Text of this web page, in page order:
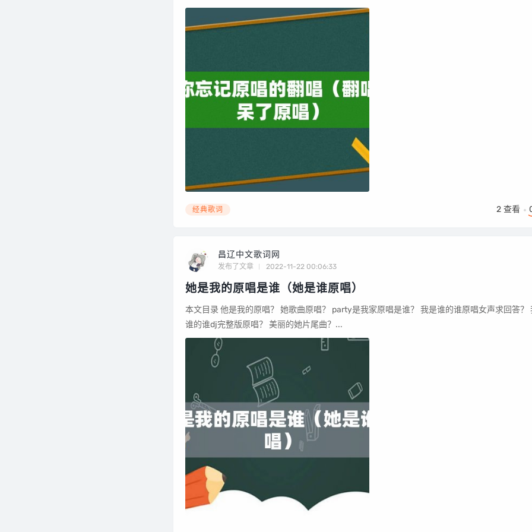
经典歌词 2 查看
昌辽中文歌词网
发布了文章 2022-11-22 00:06:33
她是我的原唱是谁（她是谁原唱）
本文目录 他是我的原唱？ 她歌曲原唱？ party是我家原唱是谁？ 我是谁的谁原唱女声求回答？ 我是
谁的谁dj完整版原唱？ 美丽的她片尾曲？...